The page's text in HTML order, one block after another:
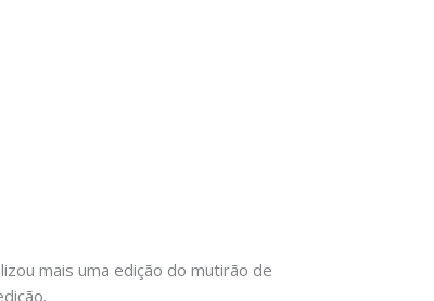
mais uma edição do mutirão de